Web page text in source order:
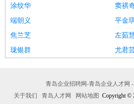
涂纹华
窦祺
端朝义
平金
焦兰芝
左茹
珑银群
尤君
青岛企业招聘网-青岛企业人才网
关于我们
青岛人才网 网站地图 Copyright ©